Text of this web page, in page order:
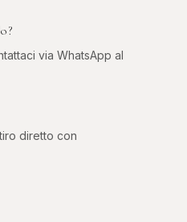
via WhatsApp al
diretto con